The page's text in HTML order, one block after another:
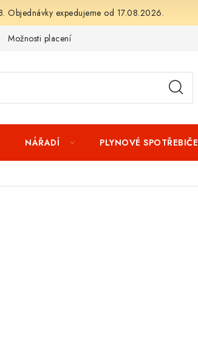
Objednávky expedujeme od 17.08.2026.
Možnosti placení
NÁŘADÍ PLYNOVÉ SPOTŘEBIČE